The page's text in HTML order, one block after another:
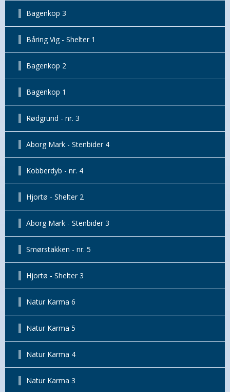
Bagenkop 3
Båring Vig - Shelter 1
Bagenkop 2
Bagenkop 1
Rødgrund - nr. 3
Aborg Mark - Stenbider 4
Kobberdyb - nr. 4
Hjortø - Shelter 2
Aborg Mark - Stenbider 3
Smørstakken - nr. 5
Hjortø - Shelter 3
Natur Karma 6
Natur Karma 5
Natur Karma 4
Natur Karma 3